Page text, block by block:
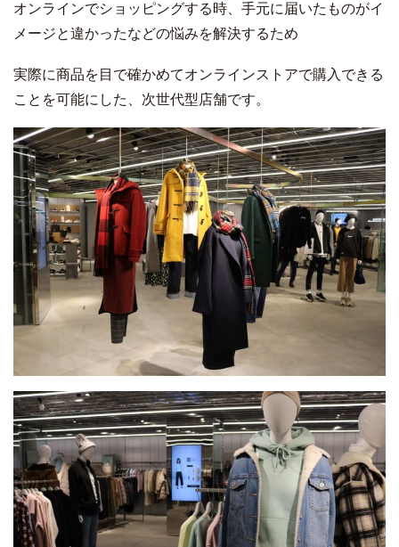
オンラインでショッピングする時、手元に届いたものがイ
メージと違かったなどの悩みを解決するため
実際に商品を目で確かめてオンラインストアで購入できる
ことを可能にした、次世代型店舗です。